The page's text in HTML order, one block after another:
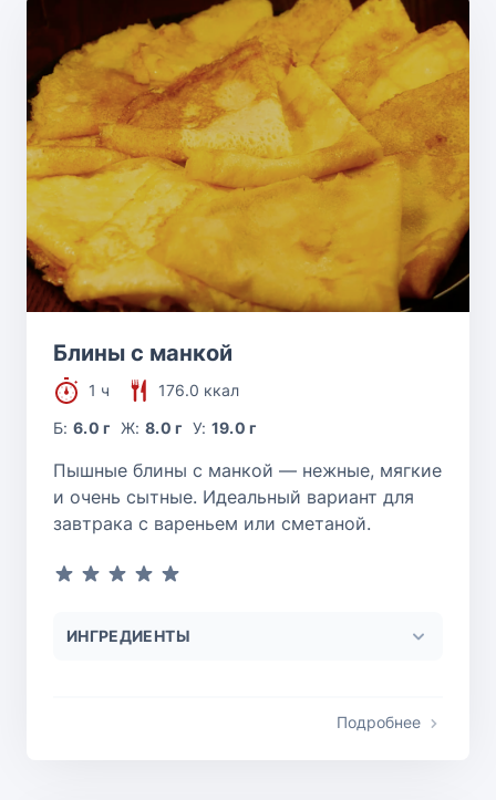
Блины с манкой
1 ч
176.0 ккал
Б:6.0 г Ж: 8.0 г У: 19.0 г
Пышные блины с манкой — нежные, мягкие
и очень сытные. Идеальный вариант для
завтрака с вареньем или сметаной.
ИНГРЕДИЕНТЫ
Подробнее